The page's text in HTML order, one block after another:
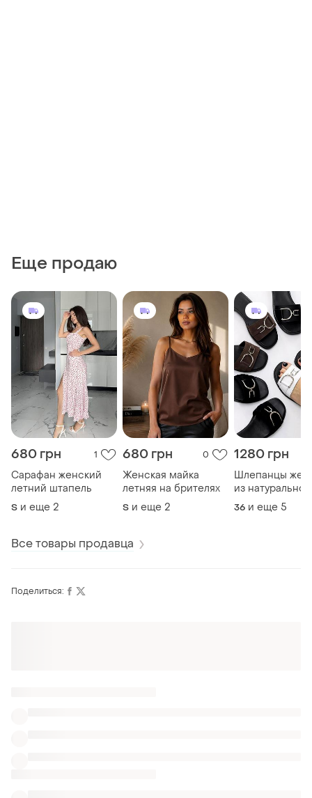
Еще продаю
680 грн 1
Сарафан женский
летний штапель
S и еще 2
680 грн 0
Женская майка
летняя на брителях
S и еще 2
1280 грн
Шлепанцы
из
/ замши
36 и еще 5
Все товары продавца
Поделиться: